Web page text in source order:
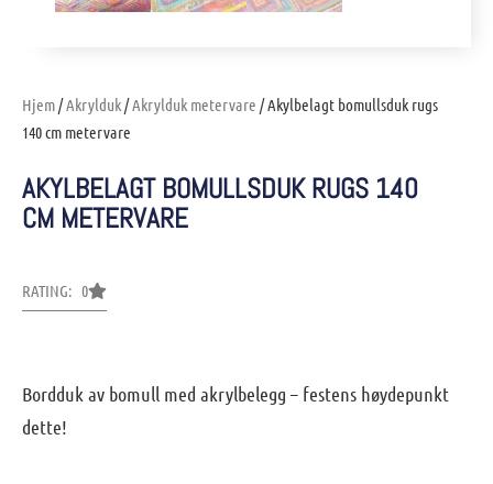
Hjem/Akrylduk/Akrylduk metervare / Akylbelagt bomullsduk rugs
140 cm metervare
AKYLBELAGT BOMULLSDUK RUGS 140
CM METERVARE
RATING: 0
Bordduk av bomull med akrylbelegg – festens høydepunkt
dette!